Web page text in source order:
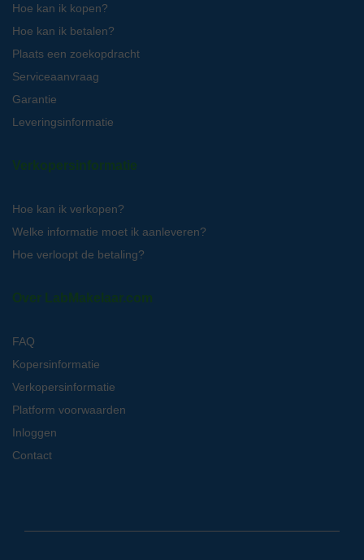
Hoe kan ik kopen?
Hoe kan ik betalen?
Plaats een zoekopdracht
Serviceaanvraag
Garantie
Leveringsinformatie
Verkopersinformatie
Hoe kan ik verkopen?
Welke informatie moet ik aanleveren?
Hoe verloopt de betaling?
Over LabMakelaar.com
FAQ
Kopersinformatie
Verkopersinformatie
Platform voorwaarden
Inloggen
Contact